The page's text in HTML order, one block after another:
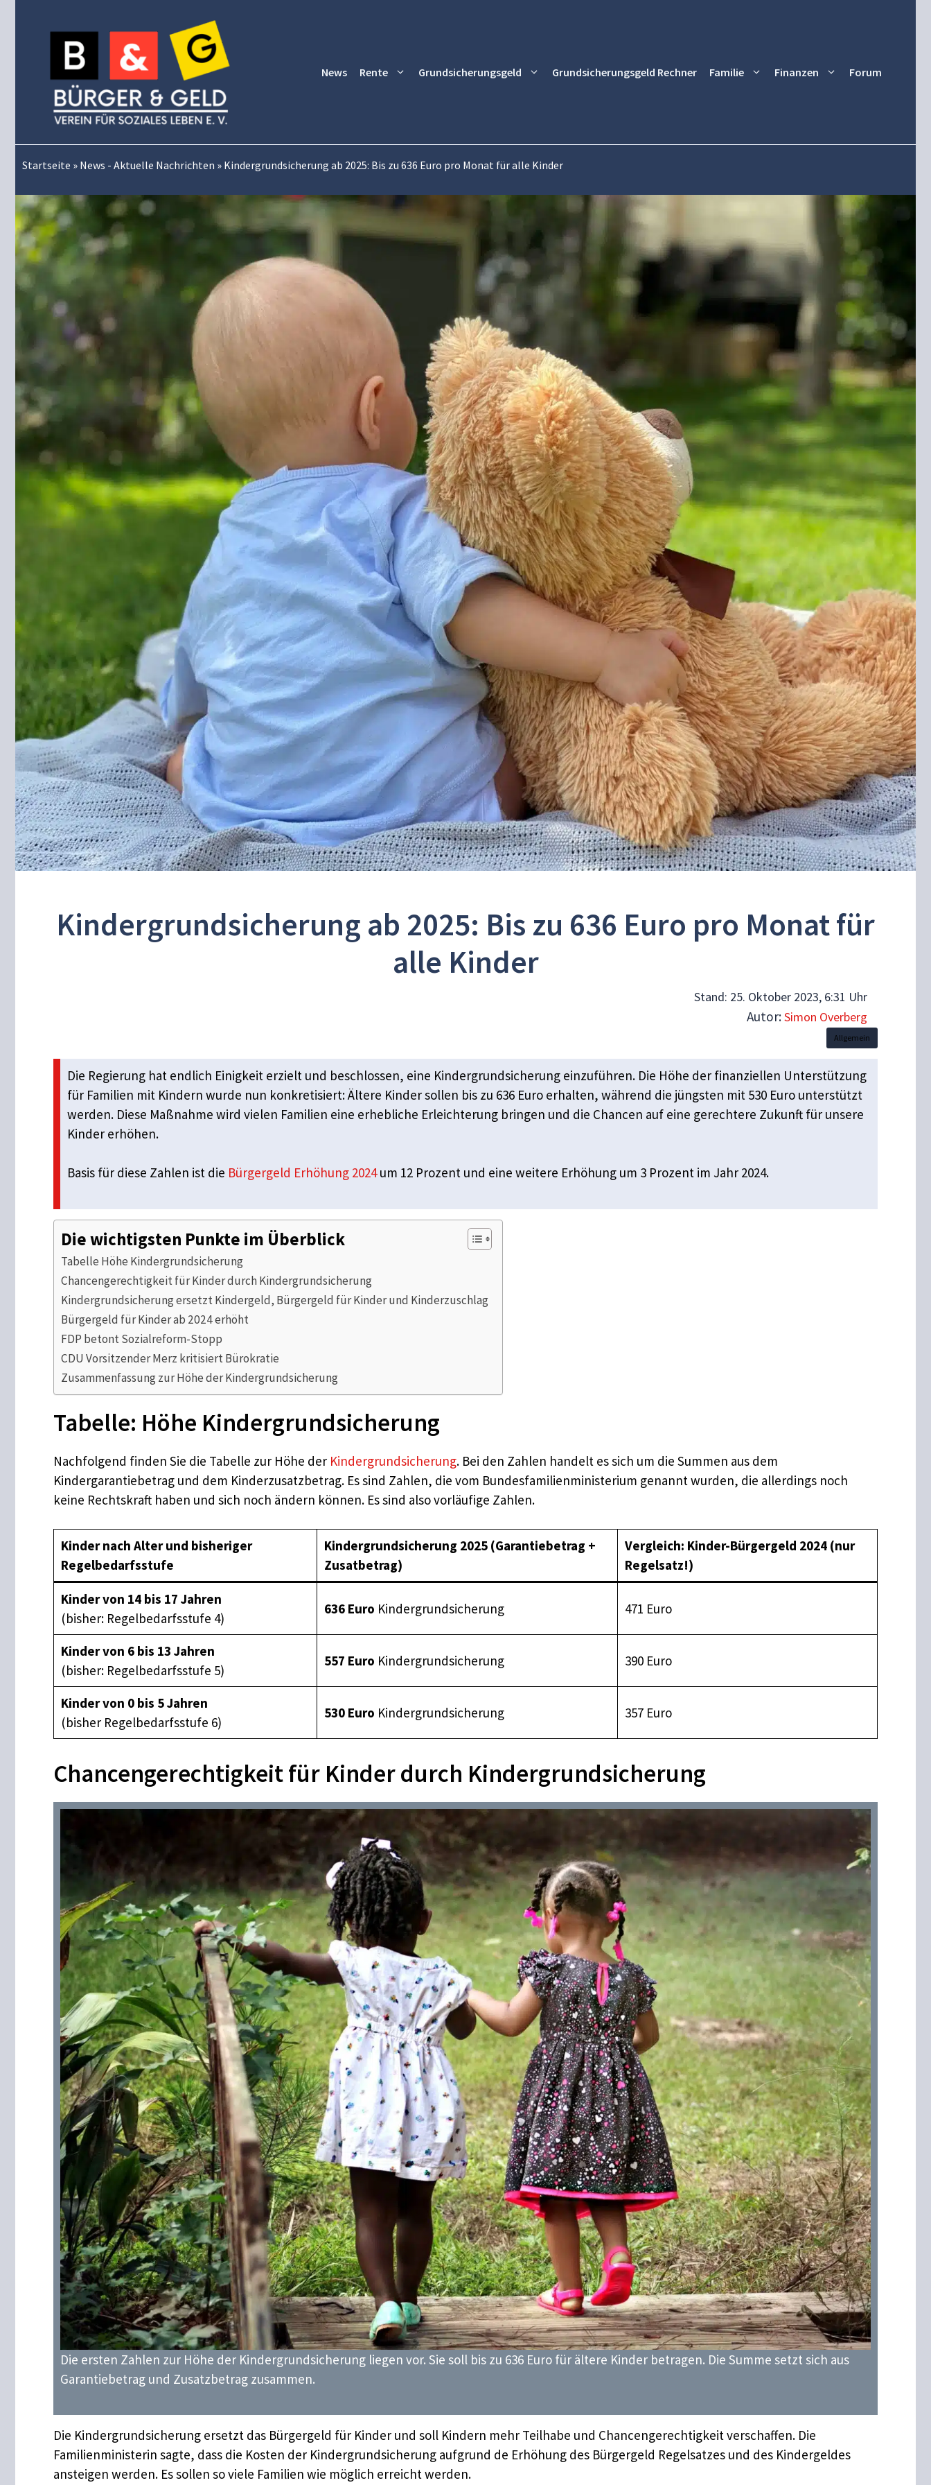
News Rente Grundsicherungsgeld Grundsicherungsgeld Rechner Familie Finanzen Forum
Startseite » News - Aktuelle Nachrichten » Kindergrundsicherung ab 2025: Bis zu 636 Euro pro Monat für alle Kinder
Kindergrundsicherung ab 2025: Bis zu 636 Euro pro Monat für
alle Kinder
Stand: 25. Oktober 2023, 6:31 Uhr
Autor:Simon Overberg
Allgemein
Die Regierung hat endlich Einigkeit erzielt und beschlossen, eine Kindergrundsicherung einzuführen. Die Höhe der finanziellen Unterstützung
für Familien mit Kindern wurde nun konkretisiert: Ältere Kinder sollen bis zu 636 Euro erhalten, während die jüngsten mit 530 Euro unterstützt
werden. Diese Maßnahme wird vielen Familien eine erhebliche Erleichterung bringen und die Chancen auf eine gerechtere Zukunft für unsere
Kinder erhöhen.
Basis für diese Zahlen ist die Bürgergeld Erhöhung 2024um 12 Prozent und eine weitere Erhöhung um 3 Prozent im Jahr 2024.
Die wichtigsten Punkte im Überblick
Tabelle Höhe Kindergrundsicherung
Chancengerechtigkeit für Kinder durch Kindergrundsicherung
Kindergrundsicherung ersetzt Kindergeld, Bürgergeld für Kinder und Kinderzuschlag
Bürgergeld für Kinder ab 2024 erhöht
FDP betont Sozialreform-Stopp
CDU Vorsitzender Merz kritisiert Bürokratie
Zusammenfassung zur Höhe der Kindergrundsicherung
Tabelle: Höhe Kindergrundsicherung
Nachfolgend finden Sie die Tabelle zur Höhe der Kindergrundsicherung. Bei den Zahlen handelt es sich um die Summen aus dem
Kindergarantiebetrag und dem Kinderzusatzbetrag. Es sind Zahlen, die vom Bundesfamilienministerium genannt wurden, die allerdings noch
keine Rechtskraft haben und sich noch ändern können. Es sind also vorläufige Zahlen.
Kinder nach Alter und bisheriger
Regelbedarfsstufe
Kindergrundsicherung 2025 (Garantiebetrag +
Zusatbetrag)
Vergleich: Kinder-Bürgergeld 2024 (nur
Regelsatz!)
Kinder von 14 bis 17 Jahren
(bisher: Regelbedarfsstufe 4)
636 Euro Kindergrundsicherung 471 Euro
Kinder von 6 bis 13 Jahren
(bisher: Regelbedarfsstufe 5)
557 Euro Kindergrundsicherung 390 Euro
Kinder von 0 bis 5 Jahren
(bisher Regelbedarfsstufe 6)
530 Euro Kindergrundsicherung 357 Euro
Chancengerechtigkeit für Kinder durch Kindergrundsicherung
Die ersten Zahlen zur Höhe der Kindergrundsicherung liegen vor. Sie soll bis zu 636 Euro für ältere Kinder betragen. Die Summe setzt sich aus
Garantiebetrag und Zusatzbetrag zusammen.
Die Kindergrundsicherung ersetzt das Bürgergeld für Kinder und soll Kindern mehr Teilhabe und Chancengerechtigkeit verschaffen. Die
Familienministerin sagte, dass die Kosten der Kindergrundsicherung aufgrund de Erhöhung des Bürgergeld Regelsatzes und des Kindergeldes
ansteigen werden. Es sollen so viele Familien wie möglich erreicht werden.